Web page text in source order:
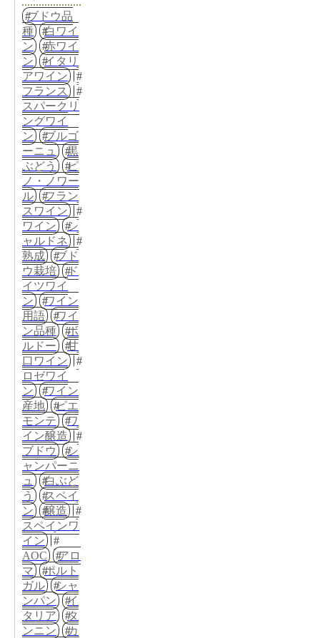
ブドウ品
種
白ワイ
ン
赤ワイ
ン
イタリ
アワイン
フランス
スパークリ
ングワイ
ン
ブルゴ
ーニュ
黒
ぶどう
ピ
ノ・ノワー
ル
フラン
スワイン
ワイン
シ
ャルドネ
熟成
ブド
ウ栽培
ド
イツワイ
ン
ワイン
用語
ワイ
ン品種
ボ
ルドー
甘
口ワイン
ロゼワイ
ン
ワイン
産地
ピエ
モンテ
ワ
イン醸造
ブドウ
シ
ャンパーニ
ュ
白ぶど
う
スペイ
ン
醸造
スペインワ
イン
AOC
アロ
マ
ポルト
ガル
シャ
ンパン
イ
タリア
タ
ンニン
カ